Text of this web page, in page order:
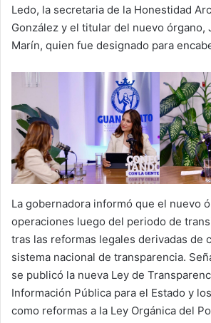
Ledo, la secretaria de la Honestidad
González y el titular del nuevo órgano,
Marín, quien fue designado para
La gobernadora informó que el nuevo
operaciones luego del periodo de
tras las reformas legales derivadas de
sistema nacional de transparencia.
se publicó la nueva Ley de
Información Pública para el Estado y
como reformas a la Ley Orgánica del